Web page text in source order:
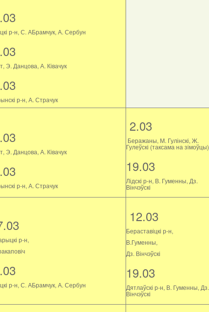
р-н, С. АБрамчук, А. Сербун
Э. Данцова, А. Ківачук
р-н, А. Страчук
Э. Данцова, А. Ківачук
р-н, А. Страчук
2.03
Беражаны, М. Гулінскі, Ж.
Гулеўскі (таксама на зімоўцы)
19.03
Лідскі р-н, В. Гуменны, Дз.
Вінчэўскі
р-н,
р-н, С. АБрамчук, А. Сербун
12.03
Бераставіцкі р-н,
В.Гуменны,
Дз. Вінчэўскі
19.03
Дятлаўскі р-н, В. Гуменны, Дз.
Вінчэўскі